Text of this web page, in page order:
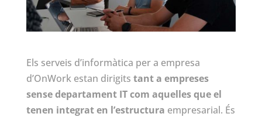
Els serveis d’informàtica per a empresa
d’OnWork estan dirigits tant a empreses
sense departament IT com aquelles que el
tenen integrat en l’estructura empresarial. És